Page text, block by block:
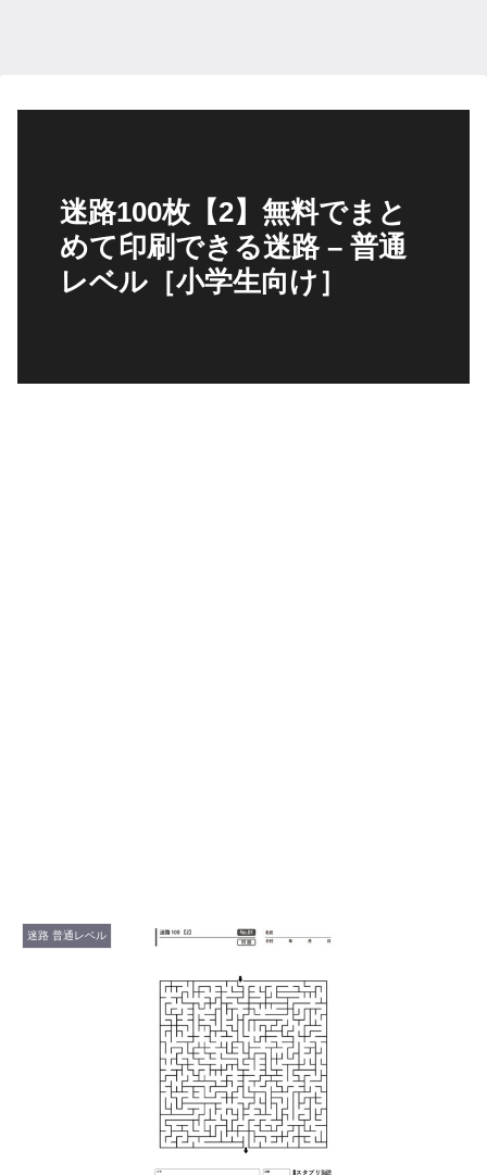
迷路100枚【2】無料でまと
めて印刷できる迷路 – 普通
レベル［小学生向け］
迷路 普通レベル